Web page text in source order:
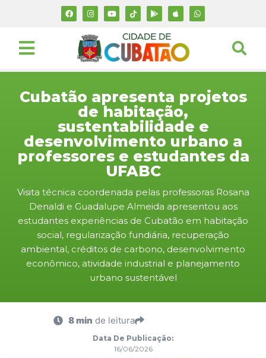
Cubatão apresenta projetos
de habitação,
sustentabilidade e
desenvolvimento urbano a
professores e estudantes da
UFABC
Visita técnica coordenada pelas professoras Rosana
Denaldi e Guadalupe Almeida apresentou aos
estudantes experiências de Cubatão em habitação
social, regularização fundiária, recuperação
ambiental, créditos de carbono, desenvolvimento
econômico, atividade industrial e planejamento
urbano sustentável
8 min de leitura
Data De Publicação:
16/06/2026